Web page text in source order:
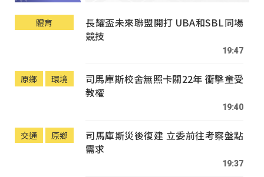
體育
長耀盃未來聯盟開打 UBA和SBL同場
競技
19:47
原鄉 環境
司馬庫斯校舍無照卡關22年 衝擊童受
教權
19:40
交通 原鄉
司馬庫斯災後復建 立委前往考察盤點
需求
19:37